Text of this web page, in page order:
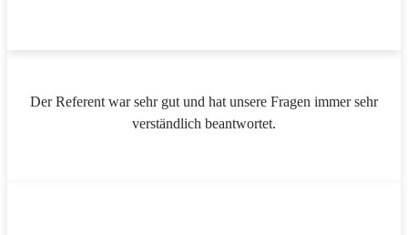
Der Referent war sehr gut und hat unsere Fragen immer sehr
verständlich beantwortet.